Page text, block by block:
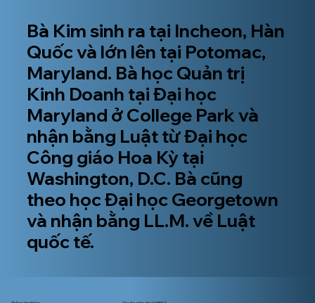
Bà Kim sinh ra tại Incheon, Hàn
Quốc và lớn lên tại Potomac,
Maryland. Bà học Quản trị
Kinh Doanh tại Đại học
Maryland ở College Park và
nhận bằng Luật từ Đại học
Công giáo Hoa Kỳ tại
Washington, D.C. Bà cũng
theo học Đại học Georgetown
và nhận bằng LL.M. về Luật
quốc tế.